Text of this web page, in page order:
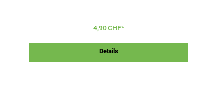
freispülmaschinengeeignetMade in GermanyHersteller:BÜMAG
4,90 CHF*
Details